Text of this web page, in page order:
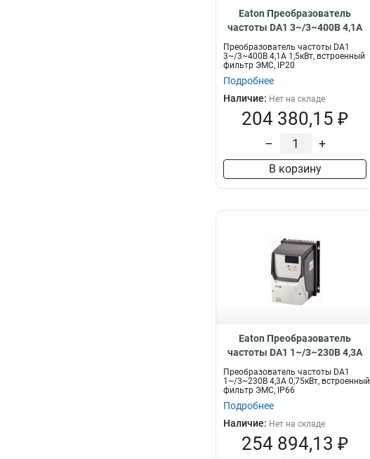
Eaton Преобразователь
частоты DA1 3~/3~400В 4,1A
1,5кВт, встроенный фильтр
ЭМС, IP20 DA1-344D1FB-A20C
Преобразователь частоты DA1
3~/3~400В 4,1A 1,5кВт, встроенный
фильтр ЭМС, IP20
Подробнее
Наличие: Нет на складе
204 380,15 ₽
– +
В корзину
Eaton Преобразователь
частоты DA1 1~/3~230В 4,3A
0,75кВт, встроенный фильтр
ЭМС, IP66 DA1-124D3FB-B66C
Преобразователь частоты DA1
1~/3~230В 4,3A 0,75кВт, встроенный
фильтр ЭМС, IP66
Подробнее
Наличие: Нет на складе
254 894,13 ₽